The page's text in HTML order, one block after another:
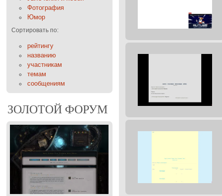
Фотография
Юмор
Сортировать по:
рейтингу
названию
участникам
темам
сообщениям
ЗОЛОТОЙ ФОРУМ